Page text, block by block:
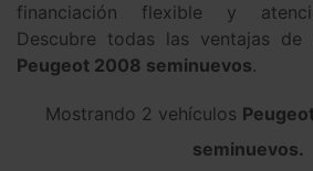
financiación flexible y
Descubre todas las ventajas de
Peugeot 2008 seminuevos.
Mostrando 2 vehículos
seminuevos.